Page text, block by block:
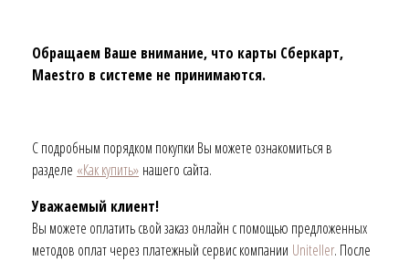
Обращаем Ваше внимание, что карты Сберкарт,
Maestro в системе не принимаются.
С подробным порядком покупки Вы можете ознакомиться в
разделе «Как купить» нашего сайта.
Уважаемый клиент!
Вы можете оплатить свой заказ онлайн с помощью предложенных
методов оплат через платежный сервис компании Uniteller. После